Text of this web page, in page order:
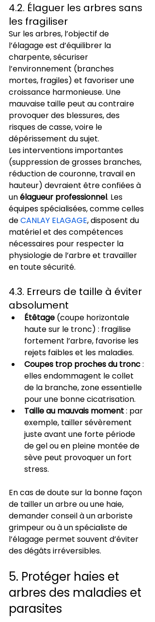
4.2. Élaguer les arbres sans
les fragiliser
Sur les arbres, l’objectif de
l’élagage est d’équilibrer la
charpente, sécuriser
l’environnement (branches
mortes, fragiles) et favoriser une
croissance harmonieuse. Une
mauvaise taille peut au contraire
provoquer des blessures, des
risques de casse, voire le
dépérissement du sujet.
Les interventions importantes
(suppression de grosses branches,
réduction de couronne, travail en
hauteur) devraient être confiées à
un élagueur professionnel. Les
équipes spécialisées, comme celles
de CANLAY ELAGAGE, disposent du
matériel et des compétences
nécessaires pour respecter la
physiologie de l’arbre et travailler
en toute sécurité.
4.3. Erreurs de taille à éviter
absolument
Étêtage (coupe horizontale
haute sur le tronc) : fragilise
fortement l’arbre, favorise les
rejets faibles et les maladies.
Coupes trop proches du tronc :
elles endommagent le collet
de la branche, zone essentielle
pour une bonne cicatrisation.
Taille au mauvais moment : par
exemple, tailler sévèrement
juste avant une forte période
de gel ou en pleine montée de
sève peut provoquer un fort
stress.
En cas de doute sur la bonne façon
de tailler un arbre ou une haie,
demander conseil à un arboriste
grimpeur ou à un spécialiste de
l’élagage permet souvent d’éviter
des dégâts irréversibles.
5. Protéger haies et
arbres des maladies et
parasites